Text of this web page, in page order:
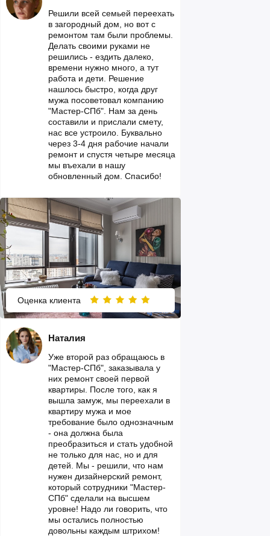
Решили всей семьей переехать
в загородный дом, но вот с
ремонтом там были проблемы.
Делать своими руками не
решились - ездить далеко,
времени нужно много, а тут
работа и дети. Решение
нашлось быстро, когда друг
мужа посоветовал компанию
"Мастер-СПб". Нам за день
составили и прислали смету,
нас все устроило. Буквально
через 3-4 дня рабочие начали
ремонт и спустя четыре месяца
мы въехали в нашу
обновленный дом. Спасибо!
Оценка клиента
Уже второй раз обращаюсь в
"Мастер-СПб", заказывала у
них ремонт своей первой
квартиры. После того, как я
вышла замуж, мы переехали в
квартиру мужа и мое
требование было однозначным
- она должна была
преобразиться и стать удобной
не только для нас, но и для
детей. Мы - решили, что нам
нужен дизайнерский ремонт,
который сотрудники "Мастер-
СПб" сделали на высшем
уровне! Надо ли говорить, что
мы остались полностью
довольны каждым штрихом!
Наталия